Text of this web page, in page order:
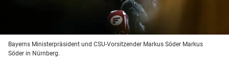
Bayerns Ministerpräsident und CSU-Vorsitzender Markus Söder Markus
Söder in Nürnberg.